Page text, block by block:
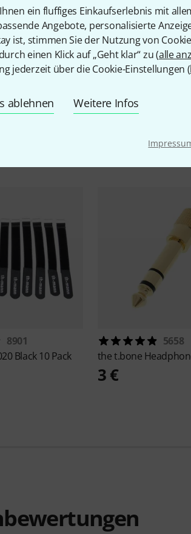
ein fluffiges Einkaufserlebnis mit
Angebote, personalisierte
ist, stimmen Sie der Nutzung von
einen Klick auf „Geht klar“ zu (alle
jederzeit über die Cookie-Einstellungen (
ablehnen Weitere Infos
Artikel
8901
Black 10 Pack
5658
the t.bone
3 €